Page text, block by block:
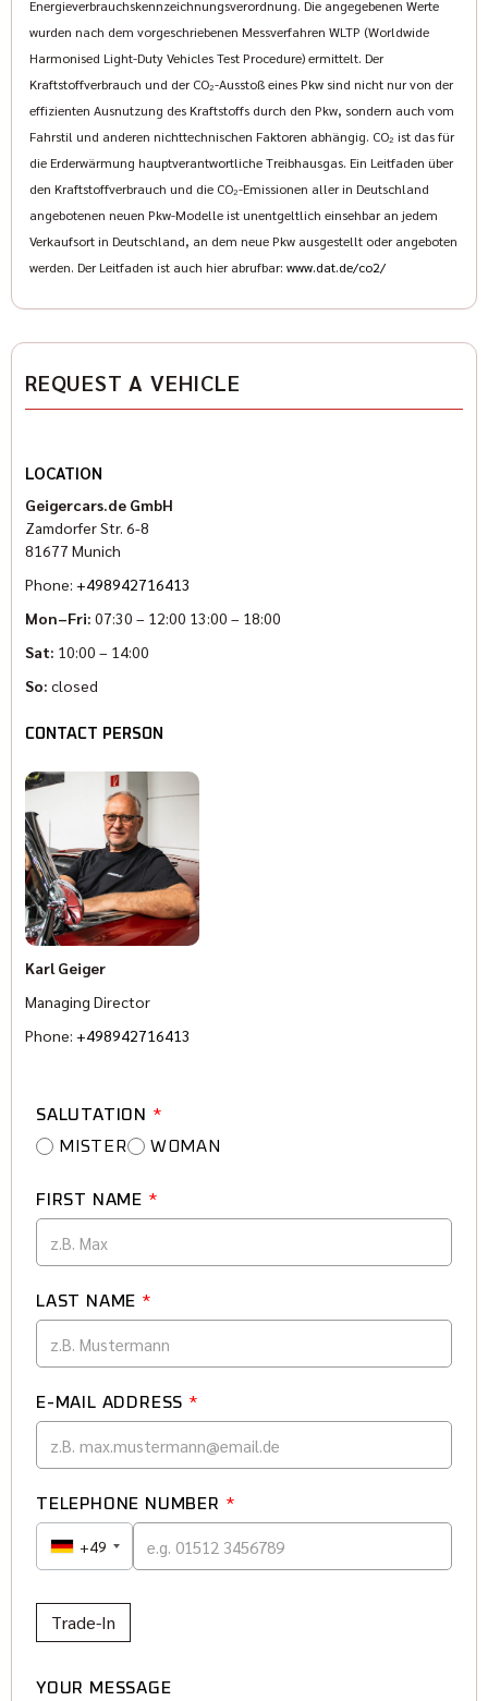
www.geigercars.de.
We are looking forward to your contact.
Sven Hoesser: (089) 427164-33
Pascal Halbroth: (089) 427164-19
Karl Geiger: (089) 427164-13
Elisabeth Ostermann: (089) 427 164 -18
www.indianmuenchen.com
www.geigercars.de
Errors, changes and prior sale reserved
Energieverbrauchskennzeichnungsverordnung. Die angegebenen Werte
wurden nach dem vorgeschriebenen Messverfahren WLTP (Worldwide
Harmonised Light-Duty Vehicles Test Procedure) ermittelt. Der
Kraftstoffverbrauch und der CO₂-Ausstoß eines Pkw sind nicht nur von der
effizienten Ausnutzung des Kraftstoffs durch den Pkw, sondern auch vom
Fahrstil und anderen nichttechnischen Faktoren abhängig. CO₂ ist das für
die Erderwärmung hauptverantwortliche Treibhausgas. Ein Leitfaden über
den Kraftstoffverbrauch und die CO₂-Emissionen aller in Deutschland
angebotenen neuen Pkw-Modelle ist unentgeltlich einsehbar an jedem
Verkaufsort in Deutschland, an dem neue Pkw ausgestellt oder angeboten
werden. Der Leitfaden ist auch hier abrufbar: www.dat.de/co2/
REQUEST A VEHICLE
LOCATION
Geigercars.de GmbH
Zamdorfer Str. 6-8
81677 Munich
Phone: +498942716413
Mon–Fri: 07:30 – 12:00 13:00 – 18:00
Sat: 10:00 – 14:00
So: closed
CONTACT PERSON
Karl Geiger
Managing Director
Phone: +498942716413
SALUTATION *
MISTER
WOMAN
FIRST NAME *
LAST NAME *
E-MAIL ADDRESS *
TELEPHONE NUMBER *
+49
Trade-In
YOUR MESSAGE